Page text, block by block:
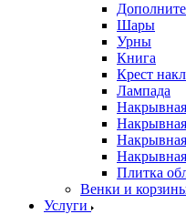
Шары
Урны
Книга
Крест
Лампада
Накрывная
Накрывная
Плитка
Венки и
Услуги